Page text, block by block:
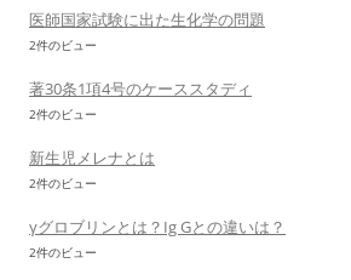
医師国家試験に出た生化学の問題
2件のビュー
著30条1項4号のケーススタディ
2件のビュー
新生児メレナとは
2件のビュー
γグロブリンとは？Ig Gとの違いは？
2件のビュー